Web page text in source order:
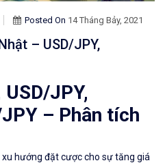
Posted On 14 Tháng Bảy, 2021
– USD/JPY,
JPY,
– Phân tích
hướng đặt cược cho sự tăng giá